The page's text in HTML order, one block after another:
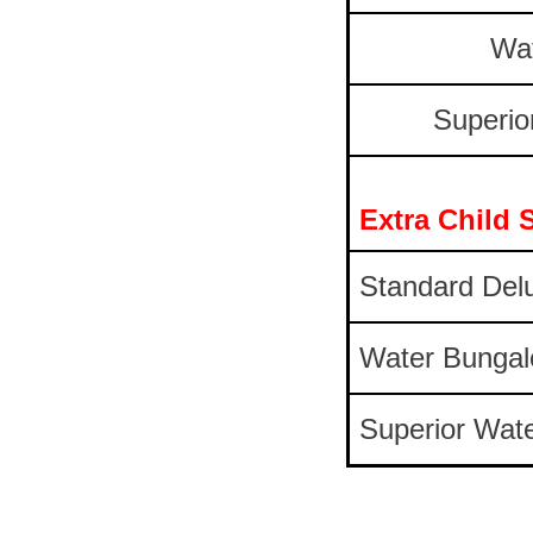
Extra Child
Standard
Water
Superior